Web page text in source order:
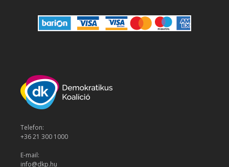
Telefon:
+36 21 300 1000
E-mail:
info@dkp.hu